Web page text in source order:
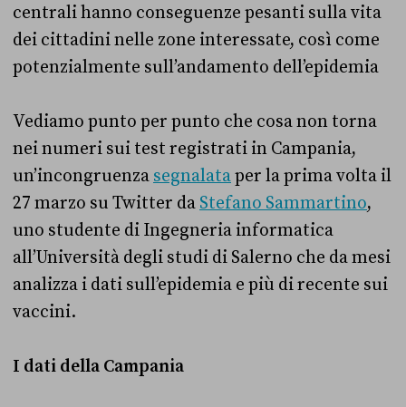
centrali hanno conseguenze pesanti sulla vita
dei cittadini nelle zone interessate, così come
potenzialmente sull’andamento dell’epidemia
Vediamo punto per punto che cosa non torna
nei numeri sui test registrati in Campania,
un’incongruenza segnalataper la prima volta il
27 marzo su Twitter da Stefano Sammartino,
uno studente di Ingegneria informatica
all’Università degli studi di Salerno che da mesi
analizza i dati sull’epidemia e più di recente sui
vaccini.
I dati della Campania